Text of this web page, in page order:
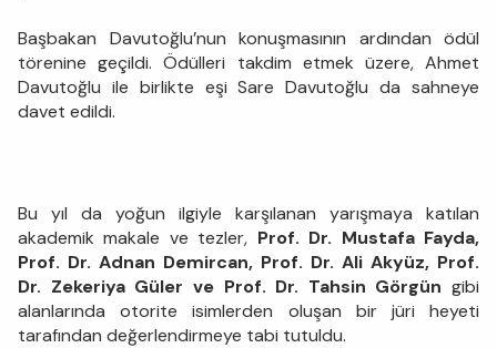
Başbakan Davutoğlu’nun konuşmasının ardından ödül
törenine geçildi. Ödülleri takdim etmek üzere, Ahmet
Davutoğlu ile birlikte eşi Sare Davutoğlu da sahneye
davet edildi.
Bu yıl da yoğun ilgiyle karşılanan yarışmaya katılan
akademik makale ve tezler, Prof. Dr. Mustafa Fayda,
Prof. Dr. Adnan Demircan, Prof. Dr. Ali Akyüz, Prof.
Dr. Zekeriya Güler ve Prof. Dr. Tahsin Görgün gibi
alanlarında otorite isimlerden oluşan bir jüri heyeti
tarafından değerlendirmeye tabi tutuldu.